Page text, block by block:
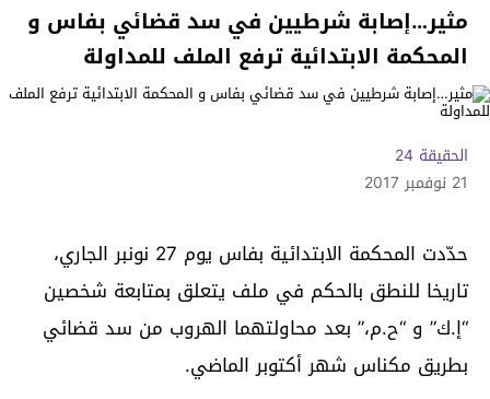
مثير…إصابة شرطيين في سد قضائي بفاس و
المحكمة الابتدائية ترفع الملف للمداولة
الحقيقة 24
21 نوفمبر 2017
حدّدت المحكمة الابتدائية بفاس يوم 27 نونبر الجاري،
تاريخا للنطق بالحكم في ملف يتعلق بمتابعة شخصين
“إ.ك” و “ح.م،” بعد محاولتهما الهروب من سد قضائي
بطريق مكناس شهر أكتوبر الماضي.